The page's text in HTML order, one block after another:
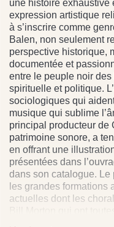
une histoire exhaustive
expression artistique
à s’inscrire comme
Balen, non seulement
perspective historique,
documentée et
entre le peuple noir
spirituelle et politique.
sociologiques qui
musique qui sublime
principal producteur de
patrimoine sonore, a
en offrant une
présentées dans
dans son catalogue. Le
les grandes formations
actuelles dont les